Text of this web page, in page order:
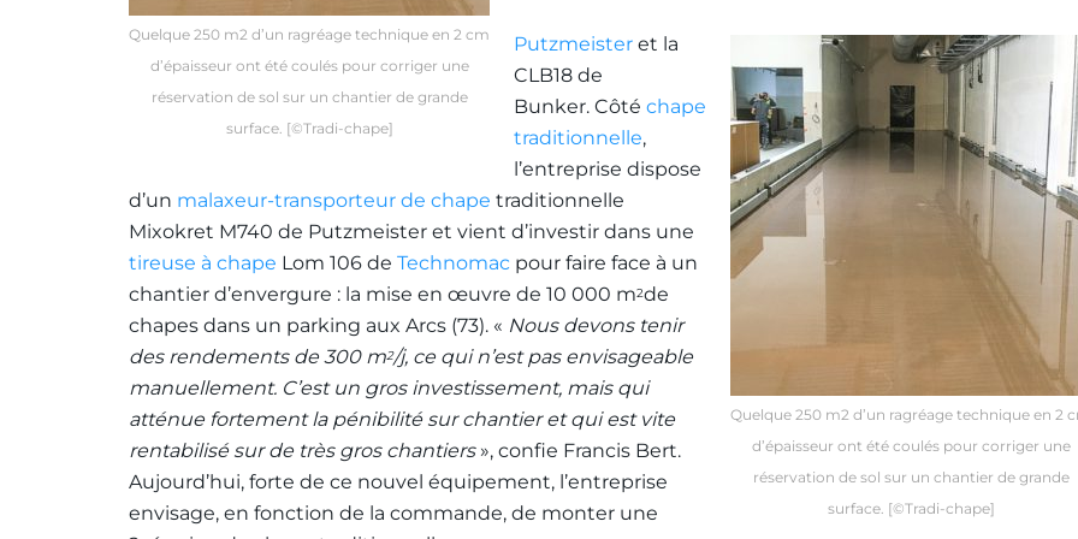
Quelque 250 m2 d’un ragréage technique en 2 cm
d’épaisseur ont été coulés pour corriger une
réservation de sol sur un chantier de grande
surface. [©Tradi-chape]
Quelque 250 m2 d’un ragréage technique en 2
d’épaisseur ont été coulés pour corriger une
réservation de sol sur un chantier de grande
surface. [©Tradi-chape]
Putzmeister et la
CLB18 de
Bunker. Côté chape
traditionnelle,
l’entreprise dispose
d’un malaxeur-transporteur de chape traditionnelle
Mixokret M740 de Putzmeister et vient d’investir dans une
tireuse à chape Lom 106 de Technomac pour faire face à un
chantier d’envergure : la mise en œuvre de 10 000 m2de
chapes dans un parking aux Arcs (73). « Nous devons tenir
des rendements de 300 m2/j, ce qui n’est pas envisageable
manuellement. C’est un gros investissement, mais qui
atténue fortement la pénibilité sur chantier et qui est vite
rentabilisé sur de très gros chantiers », confie Francis Bert.
Aujourd’hui, forte de ce nouvel équipement, l’entreprise
envisage, en fonction de la commande, de monter une